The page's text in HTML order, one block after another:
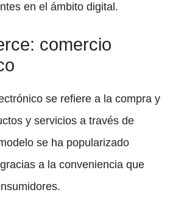
en el ámbito digital.
comercio
se refiere a la compra y
y servicios a través de
se ha popularizado
a la conveniencia que